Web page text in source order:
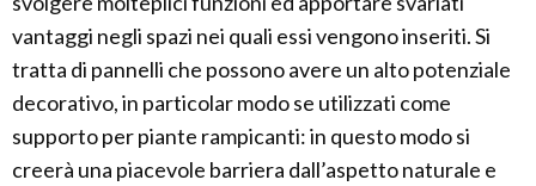
vantaggi negli spazi nei quali essi vengono inseriti. Si
tratta di pannelli che possono avere un alto potenziale
decorativo, in particolar modo se utilizzati come
supporto per piante rampicanti: in questo modo si
creerà una piacevole barriera dall’aspetto naturale e